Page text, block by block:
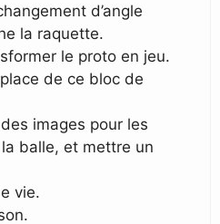
d’angle
la raquette.
le proto en jeu.
de ce bloc de
images pour les
balle, et mettre un
vie.